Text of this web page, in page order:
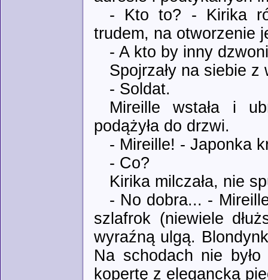
- Kto to? - Kirika
trudem, na otworzenie
- A kto by inny
Spojrzały na siebie
- Soldat.
Mireille wstała i
podążyła do drzwi.
- Mireille! - Japonka
- Co?
Kirika milczała, nie
- No dobra... -
szlafrok (niewiele
wyraźną ulgą.
Na schodach nie
kopertę z elegancką